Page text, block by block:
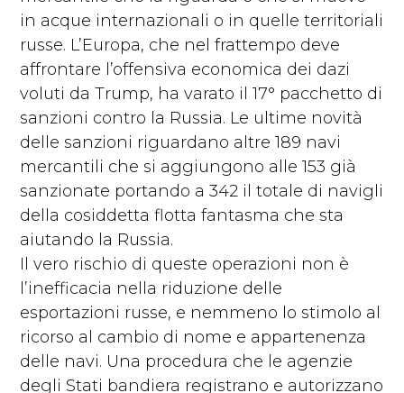
in acque internazionali o in quelle territoriali
russe. L’Europa, che nel frattempo deve
affrontare l’offensiva economica dei dazi
voluti da Trump, ha varato il 17° pacchetto di
sanzioni contro la Russia. Le ultime novità
delle sanzioni riguardano altre 189 navi
mercantili che si aggiungono alle 153 già
sanzionate portando a 342 il totale di navigli
della cosiddetta flotta fantasma che sta
aiutando la Russia.
Il vero rischio di queste operazioni non è
l’inefficacia nella riduzione delle
esportazioni russe, e nemmeno lo stimolo al
ricorso al cambio di nome e appartenenza
delle navi. Una procedura che le agenzie
degli Stati bandiera registrano e autorizzano